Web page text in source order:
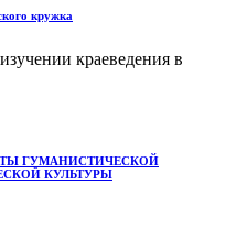
кружка
краеведения в
ГУМАНИСТИЧЕСКОЙ
КУЛЬТУРЫ